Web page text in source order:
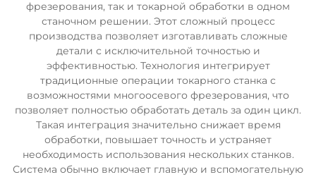
фрезерования, так и токарной обработки в одном
станочном решении. Этот сложный процесс
производства позволяет изготавливать сложные
детали с исключительной точностью и
эффективностью. Технология интегрирует
традиционные операции токарного станка с
возможностями многоосевого фрезерования, что
позволяет полностью обработать деталь за один цикл.
Такая интеграция значительно снижает время
обработки, повышает точность и устраняет
необходимость использования нескольких станков.
Система обычно включает главную и вспомогательную